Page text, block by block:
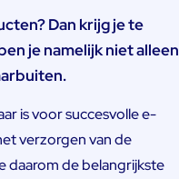
Dan krijg je te
je namelijk niet alleen
is voor succesvolle e-
verzorgen van de
daarom de belangrijkste